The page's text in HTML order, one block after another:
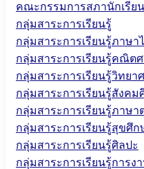
คณะกรรมการสภานักเรียน
กลุ่มสาระการเรียนรู้
กลุ่มสาระการเรียนรู้ภาษา
กลุ่มสาระการเรียนรู้คณิต
กลุ่มสาระการเรียนรู้วิทยา
กลุ่มสาระการเรียนรู้สังค
กลุ่มสาระการเรียนรู้ภาษา
กลุ่มสาระการเรียนรู้สุขศึ
กลุ่มสาระการเรียนรู้ศิลปะ
กลุ่มสาระการเรียนรู้การง